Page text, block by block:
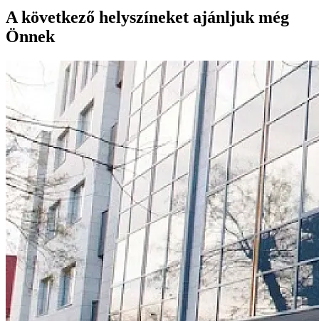
A következő helyszíneket ajánljuk még
Önnek